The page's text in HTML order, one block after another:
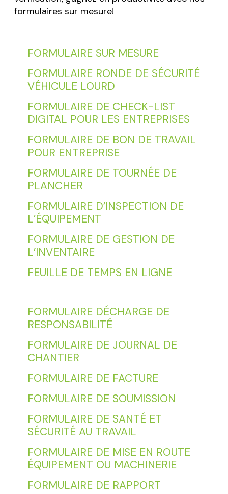
formulaires sur mesure!
FORMULAIRE SUR MESURE
FORMULAIRE RONDE DE SÉCURITÉ
VÉHICULE LOURD
FORMULAIRE DE CHECK-LIST
DIGITAL POUR LES ENTREPRISES
FORMULAIRE DE BON DE TRAVAIL
POUR ENTREPRISE
FORMULAIRE DE TOURNÉE DE
PLANCHER
FORMULAIRE D’INSPECTION DE
L’ÉQUIPEMENT
FORMULAIRE DE GESTION DE
L’INVENTAIRE
FEUILLE DE TEMPS EN LIGNE
FORMULAIRE DÉCHARGE DE
RESPONSABILITÉ
FORMULAIRE DE JOURNAL DE
CHANTIER
FORMULAIRE DE FACTURE
FORMULAIRE DE SOUMISSION
FORMULAIRE DE SANTÉ ET
SÉCURITÉ AU TRAVAIL
FORMULAIRE DE MISE EN ROUTE
ÉQUIPEMENT OU MACHINERIE
FORMULAIRE DE RAPPORT